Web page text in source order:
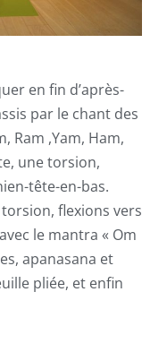
en fin d’après-
par le chant des
Ram ,Yam, Ham,
une torsion,
tête-en-bas.
flexions vers
le mantra « Om
apanasana et
pliée, et enfin